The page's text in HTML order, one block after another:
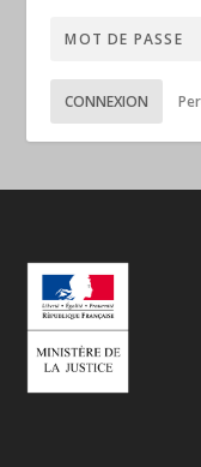
CONNEXION